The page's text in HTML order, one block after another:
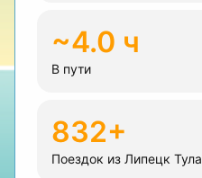
~4.0 ч
В пути
832+
Поездок из Липецк Тула